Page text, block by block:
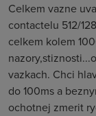
Celkem vazne
contactelu 512/
celkem kolem
vazkach. Chci
do 100ms a
ochotnej zmerit